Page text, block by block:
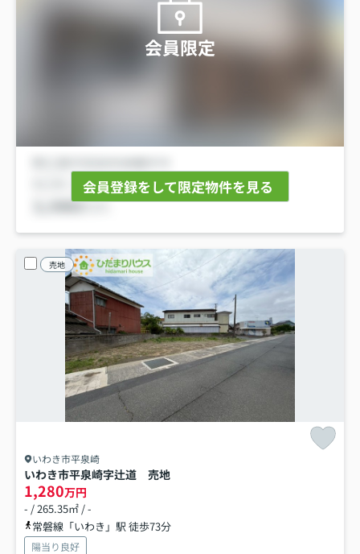
会員限定
会員登録をして限定物件を見る
売地
いわき市平泉崎
いわき市平泉崎字辻道 売地
1,280万円
- / 265.35㎡ / -
常磐線「いわき」駅 徒歩73分
陽当り良好